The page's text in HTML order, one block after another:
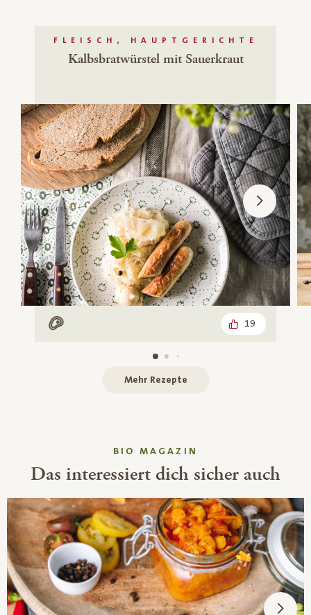
FLEISCH, HAUPTGERICHTE
Kalbsbratwürstel mit Sauerkraut
Mit Fleisch 19
Mehr Rezepte
BIO MAGAZIN
Das interessiert dich sicher auch